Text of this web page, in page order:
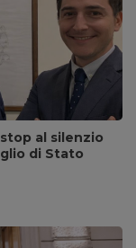
al silenzio
di Stato